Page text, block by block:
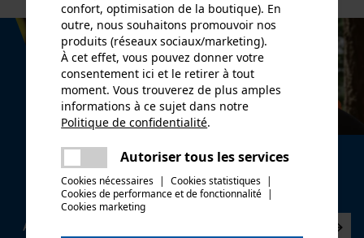
Newsletter
Abonnez-vous maintenant à la newsletter
confort, optimisation de la boutique). En
outre, nous souhaitons promouvoir nos
produits (réseaux sociaux/marketing).
À cet effet, vous pouvez donner votre
consentement ici et le retirer à tout
moment. Vous trouverez de plus amples
informations à ce sujet dans notre
Politique de confidentialité.
Autoriser tous les services
Cookies nécessaires | Cookies statistiques |
Cookies de performance et de fonctionnalité |
Cookies marketing
Une erreur s'est produite. Veuillez
essayer encore.
partager
partager
mail